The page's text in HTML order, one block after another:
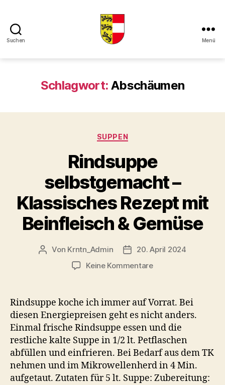
Suchen
Kueche
Menü
Schlagwort: Abschäumen
Kategorien
SUPPEN
Rindsuppe
selbstgemacht –
Klassisches Rezept mit
Beinfleisch & Gemüse
Beitragsautor
Von Krntn_Admin Veröffentlichungsdatum
20. April 2024
Keine Kommentarezu
–
Klassisches
Rezept
mit
Beinfleisch
&
Gemüse
Rindsuppe koche ich immer auf Vorrat. Bei
diesen Energiepreisen geht es nicht anders.
Einmal frische Rindsuppe essen und die
restliche kalte Suppe in 1/2 lt. Petflaschen
abfüllen und einfrieren. Bei Bedarf aus dem TK
nehmen und im Mikrowellenherd in 4 Min.
aufgetaut. Zutaten für 5 lt. Suppe: Zubereitung: